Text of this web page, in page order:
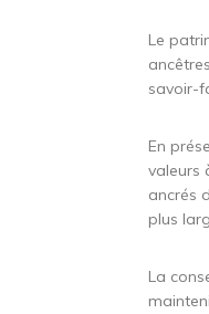
Le
savoir-
En
valeurs
ancrés
plus
La